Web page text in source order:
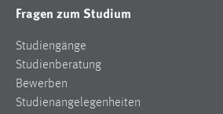
Fragen zum Studium
Studiengänge
Studienberatung
Bewerben
Studienangelegenheiten